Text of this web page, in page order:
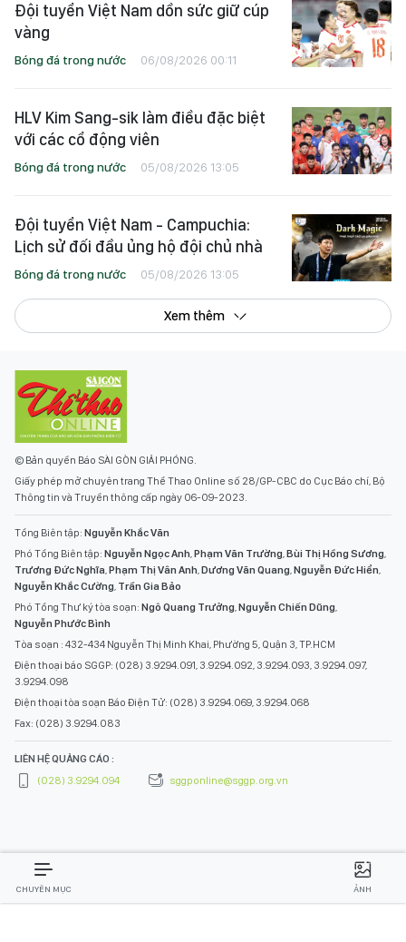
Đội tuyển Việt Nam dồn sức giữ cúp
vàng
Bóng đá trong nước 06/08/2026 00:11
HLV Kim Sang-sik làm điều đặc biệt
với các cổ động viên
Bóng đá trong nước 05/08/2026 13:05
Đội tuyển Việt Nam - Campuchia:
Lịch sử đối đầu ủng hộ đội chủ nhà
Bóng đá trong nước 05/08/2026 13:05
Xem thêm
© Bản quyền Báo SÀI GÒN GIẢI PHÓNG.
Giấy phép mở chuyên trang Thể Thao Online số 28/GP-CBC do Cục Báo chí, Bộ
Thông tin và Truyền thông cấp ngày 06-09-2023.
Tổng Biên tập: Nguyễn Khắc Văn
Phó Tổng Biên tập: Nguyễn Ngọc Anh,Phạm Văn Trường,Bùi Thị Hồng Sương,
Trương Đức Nghĩa,Phạm Thị Vân Anh,Dương Văn Quang,Nguyễn Đức Hiển,
Nguyễn Khắc Cường, Trần Gia Bảo
Phó Tổng Thư ký tòa soạn: Ngô Quang Trưởng,Nguyễn Chiến Dũng,
Nguyễn Phước Bình
Tòa soạn : 432-434 Nguyễn Thị Minh Khai, Phường 5, Quận 3, TP.HCM
Điện thoại báo SGGP: (028) 3.9294.091, 3.9294.092, 3.9294.093, 3.9294.097,
3.9294.098
Điện thoại tòa soạn Báo Điện Tử: (028) 3.9294.069, 3.9294.068
Fax: (028) 3.9294.083
LIÊN HỆ QUẢNG CÁO :
(028) 3.9294.094
sggponline@sggp.org.vn
CHUYÊN MỤC ẢNH